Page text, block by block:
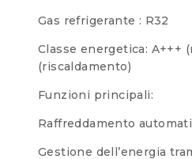
Gas refrigerante : R32
Classe energetica: A+++
(riscaldamento)
Funzioni principali:
Raffreddamento
Gestione dell’energia